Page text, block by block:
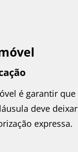
é garantir que
deve deixar
expressa.